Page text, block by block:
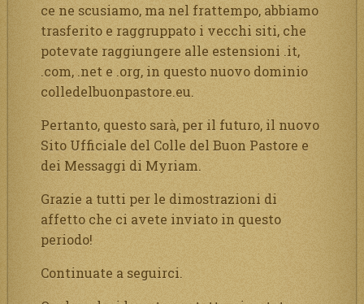
ce ne scusiamo, ma nel frattempo, abbiamo
trasferito e raggruppato i vecchi siti, che
potevate raggiungere alle estensioni .it,
.com, .net e .org, in questo nuovo dominio
colledelbuonpastore.eu.
Pertanto, questo sarà, per il futuro, il nuovo
Sito Ufficiale del Colle del Buon Pastore e
dei Messaggi di Myriam.
Grazie a tutti per le dimostrazioni di
affetto che ci avete inviato in questo
periodo!
Continuate a seguirci.